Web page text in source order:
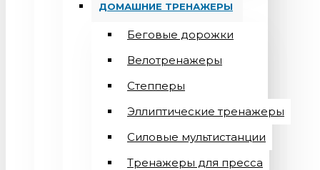
ДОМАШНИЕ ТРЕНАЖЕРЫ
Беговые дорожки
Велотренажеры
Степперы
Эллиптические тренажеры
Силовые мультистанции
Тренажеры для пресса